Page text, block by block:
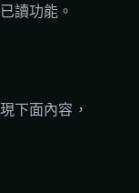
讀功能。
下面內容，